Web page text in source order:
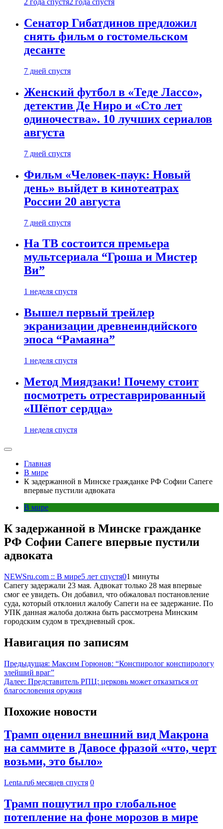
2 года спустя2 года спустя
Сенатор Гибатдинов предложил
снять фильм о гостомельском
десанте
7 дней спустя
Женский футбол в «Теде Лассо»,
детектив Де Ниро и «Сто лет
одиночества». 10 лучших сериалов
августа
7 дней спустя
Фильм «Человек-паук: Новый
день» выйдет в кинотеатрах
России 20 августа
7 дней спустя
На ТВ состоится премьера
мультсериала “Гроша и Мистер
Ви”
1 неделя спустя
Вышел первый трейлер
экранизации древнеиндийского
эпоса “Рамаяна”
1 неделя спустя
Метод Миядзаки! Почему стоит
посмотреть отреставрированный
«Шёпот сердца»
1 неделя спустя
Главная
В мире
К задержанной в Минске гражданке РФ Софии Сапеге
впервые пустили адвоката
В мире
К задержанной в Минске гражданке
РФ Софии Сапеге впервые пустили
адвоката
NEWSru.com :: В мире5 лет спустя01 минуты
Сапегу задержали 23 мая. Адвокат только 28 мая впервые
смог ее увидеть. Он добавил, что обжаловал постановление
суда, который отклонил жалобу Сапеги на ее задержание. По
УПК данная жалоба должна быть рассмотрена Минским
городским судом в трехдневный срок.
Навигация по записям
Предыдущая: Максим Горюнов: “Конспиролог конспирологу
злейший враг”
Далее: Представитель РПЦ: церковь может отказаться от
благословения оружия
Похожие новости
Трамп оценил внешний вид Макрона
на саммите в Давосе фразой «что, черт
возьми, это было»
Lenta.ru6 месяцев спустя 0
Трамп пошутил про глобальное
потепление на фоне морозов в мире